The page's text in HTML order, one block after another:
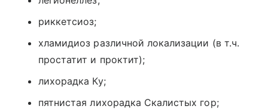
риккетсиоз;
хламидиоз различной локализации (в т.ч.
простатит и проктит);
лихорадка Ку;
пятнистая лихорадка Скалистых гор;